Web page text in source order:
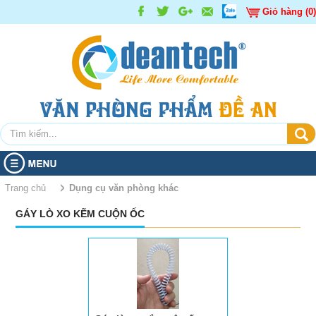
Giỏ hàng (0)
TRANG CHỦ
SẢN PHẨM
Giấy các loại
Giấy in - photocopy
Sản phẩm Khuyến mãi
Trang chủ Dụng cụ văn phòng khác
GÁY LÒ XO KẼM CUỘN ỐC